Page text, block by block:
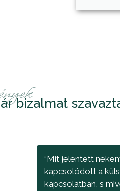
bizalmat
“Mit jelentett
kapcsolódott a
kapcsolatban, s